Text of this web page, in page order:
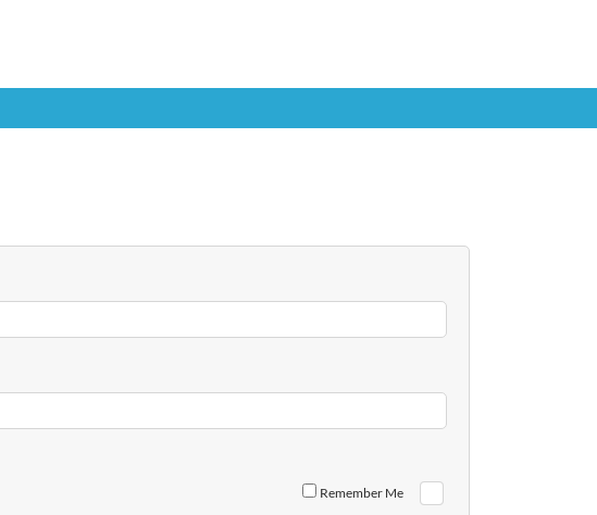
Remember Me